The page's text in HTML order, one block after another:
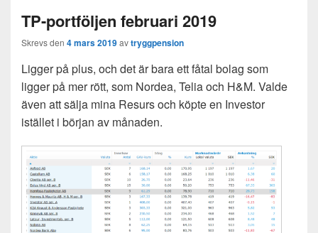
TP-portföljen februari 2019
Skrevs den 4 mars 2019avtryggpension
Ligger på plus, och det är bara ett fåtal bolag som
ligger på mer rött, som Nordea, Telia och H&M. Valde
även att sälja mina Resurs och köpte en Investor
istället i början av månaden.